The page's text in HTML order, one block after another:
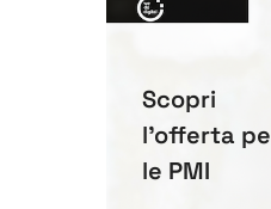
Scopri
l'offerta
le PMI